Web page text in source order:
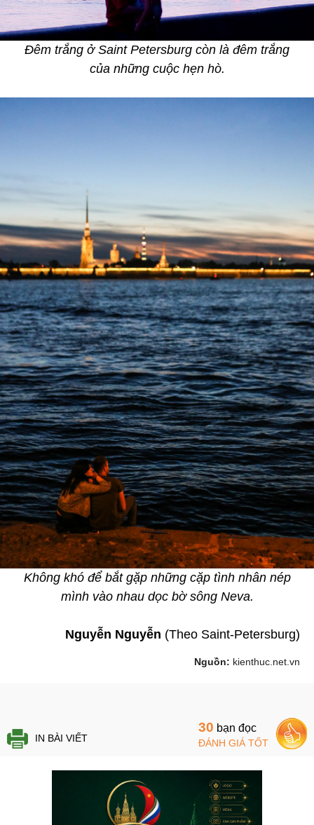
Đêm trắng ở Saint Petersburg còn là đêm trắng
của những cuộc hẹn hò.
Không khó để bắt gặp những cặp tình nhân nép
mình vào nhau dọc bờ sông Neva.
Nguyễn Nguyễn (Theo Saint-Petersburg)
Nguồn: kienthuc.net.vn
IN BÀI VIẾT
30 bạn đọc
ĐÁNH GIÁ TỐT